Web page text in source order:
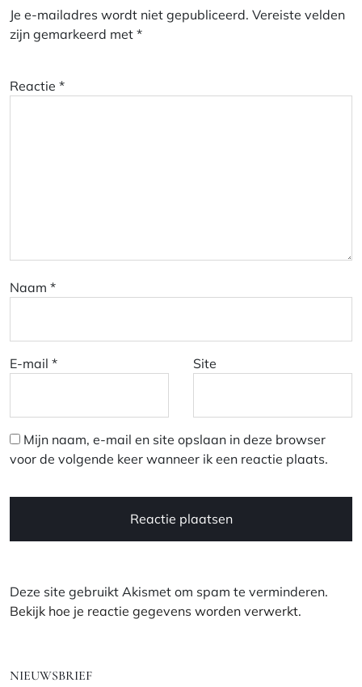
Je e-mailadres wordt niet gepubliceerd. Vereiste velden
zijn gemarkeerd met *
Reactie *
Naam *
E-mail * Site
Mijn naam, e-mail en site opslaan in deze browser
voor de volgende keer wanneer ik een reactie plaats.
Deze site gebruikt Akismet om spam te verminderen.
Bekijk hoe je reactie gegevens worden verwerkt.
NIEUWSBRIEF